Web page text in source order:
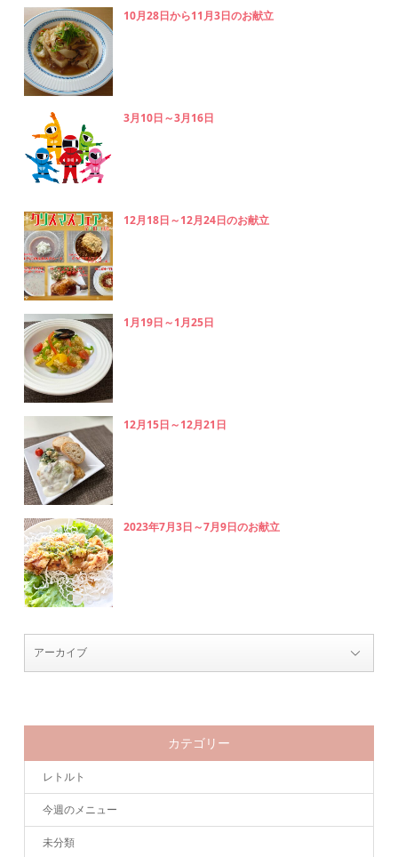
10月28日から11月3日のお献立
3月10日～3月16日
12月18日～12月24日のお献立
1月19日～1月25日
12月15日～12月21日
2023年7月3日～7月9日のお献立
カテゴリー
レトルト
今週のメニュー
未分類